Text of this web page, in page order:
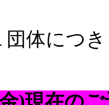
体につ